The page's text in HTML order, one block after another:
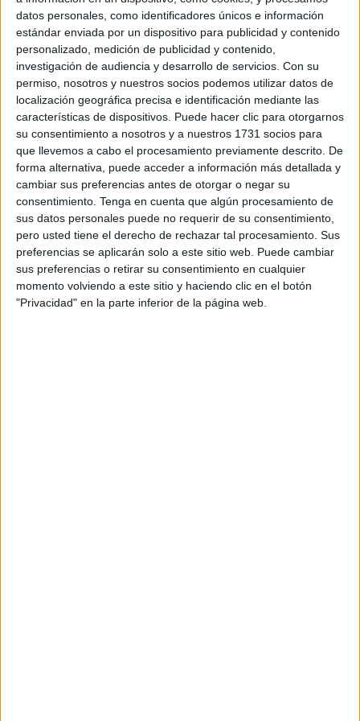
datos personales, como identificadores únicos e información
estándar enviada por un dispositivo para publicidad y contenido
personalizado, medición de publicidad y contenido,
investigación de audiencia y desarrollo de servicios. Con su
permiso, nosotros y nuestros socios podemos utilizar datos de
localización geográfica precisa e identificación mediante las
características de dispositivos. Puede hacer clic para otorgarnos
su consentimiento a nosotros y a nuestros 1731 socios para
que llevemos a cabo el procesamiento previamente descrito. De
forma alternativa, puede acceder a información más detallada y
cambiar sus preferencias antes de otorgar o negar su
consentimiento. Tenga en cuenta que algún procesamiento de
sus datos personales puede no requerir de su consentimiento,
pero usted tiene el derecho de rechazar tal procesamiento. Sus
preferencias se aplicarán solo a este sitio web. Puede cambiar
sus preferencias o retirar su consentimiento en cualquier
momento volviendo a este sitio y haciendo clic en el botón
"Privacidad" en la parte inferior de la página web.
con este objetivo se encarama el eje de la Eurasia, pero
con el centro neurálgico en China.
De cara al meteórico ascenso de China que en este
momento se exhibe como la factoría del mundo, las
administraciones democráticas y de occidente,
especialmente, no han acabado de precisar una estrategia
eficaz de sujeción. Y a la hora de la verdad nos topamos
con algunos esfuerzos con escasa coordinación y exigua
estabilidad. El ‘Acuerdo Transpacífico de Cooperación
Económica’ (4/II/2016) es un modelo categórico en el
mapa comercial, un mega acuerdo económico regional
satisfecho por once estados, sin la estampa de China y
bajo el paraguas de los Estados Unidos que el ex
presidente Donald Trump (1946-76 años) denunció al